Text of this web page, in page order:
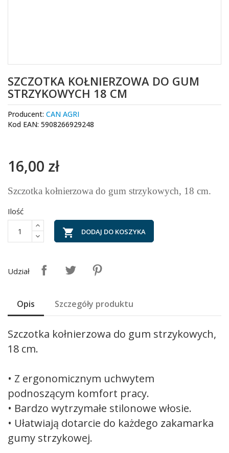
SZCZOTKA KOŁNIERZOWA DO GUM
STRZYKOWYCH 18 CM
Producent: CAN AGRI
Kod EAN: 5908266929248
16,00 zł
Szczotka kołnierzowa do gum strzykowych, 18 cm.
Ilość
 DODAJ DO KOSZYKA
Udział
Opis Szczegóły produktu
Szczotka kołnierzowa do gum strzykowych,
18 cm.
• Z ergonomicznym uchwytem
podnoszącym komfort pracy.
• Bardzo wytrzymałe stilonowe włosie.
• Ułatwiają dotarcie do każdego zakamarka
gumy strzykowej.